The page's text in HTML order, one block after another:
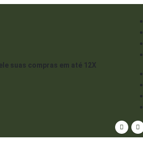
suas compras em até 12X